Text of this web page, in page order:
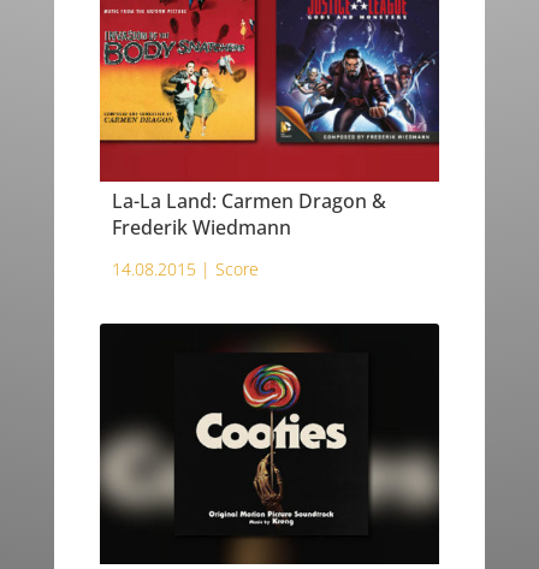
La-La Land: Carmen Dragon &
Frederik Wiedmann
14.08.2015 | Score